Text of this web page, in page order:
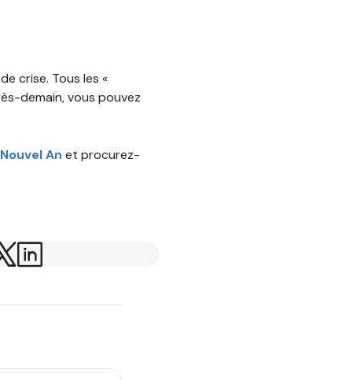
crise. Tous les «
demain, vous pouvez
An et procurez-